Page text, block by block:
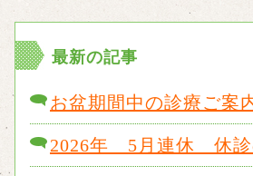
最新の記事
お盆期間中の診療ご案
2026年 5月連休 休診